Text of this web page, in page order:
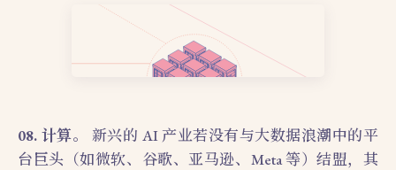
08. 计算。
新兴的 AI 产业若没有与大数据浪潮中的平
台巨头（如微软、谷歌、亚马逊、Meta 等）结盟，其